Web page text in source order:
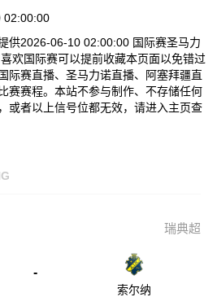
02:00:00
供2026-06-10 02:00:00 国际赛圣马力
欢国际赛可以提前收藏本页面以免错过
际赛直播、圣马力诺直播、阿塞拜疆直
赛赛程。本站不参与制作、不存储任何
或者以上信号位都无效，请进入主页查
瑞典超
-
索尔纳